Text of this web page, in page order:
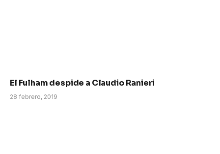
El Fulham despide a Claudio Ranieri
28 febrero, 2019